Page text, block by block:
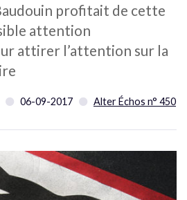
profitait de cette
attention
attirer l’attention sur la
06-09-2017 Alter Échos n° 450